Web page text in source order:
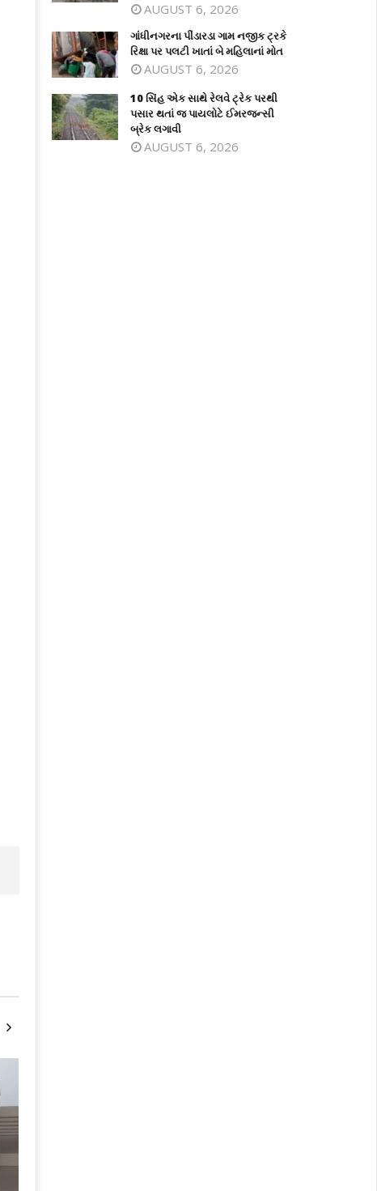
ભાવનગરમાં કરોડોના ખર્ચે નવી બનેલી RTO
કચેરી ઉદઘાટનની રાહ જોઈ રહી છે
ગાંધીનગરના પીંડારડા ગામ નજીક ટ્રકે
July
AUGUST 6, 2026
ગાંધીનગરના પીંડારડા ગામ નજીક ટ્રકે
રિક્ષા પર પલટી ખાતાં બે મહિલાનાં મોત
AUGUST 6, 2026
10 સિંહ એક સાથે રેલવે ટ્રેક પરથી
પસાર થતાં જ પાયલોટે ઈમરજન્સી
બ્રેક લગાવી
AUGUST 6, 2026